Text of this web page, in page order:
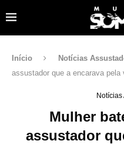
Início Notícias
assustador que a encarava pela
Mulher
assustador